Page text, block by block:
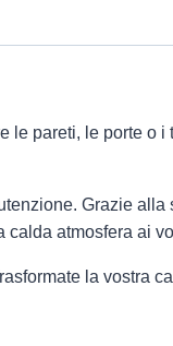
le pareti, le porte o i
Grazie alla
calda atmosfera ai
la vostra